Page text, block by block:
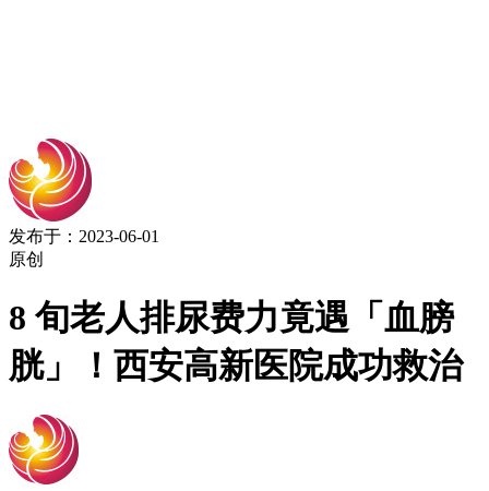
发布于：2023-06-01
原创
8 旬老人排尿费力竟遇「血膀
胱」！西安高新医院成功救治